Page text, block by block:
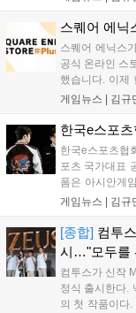
세한 정보는 공
스퀘어 에닉
스퀘어 에닉스
공식 온라인 스
했습니다. 이제
어 등 주요 게임
용 가능합니다....
게임뉴스 | 김규
한국e스포
한국e스포츠협
포츠 국가대표
폼은 아시안게
구성된 컬렉션
서는 대회 규정
게임뉴스 | 김규
[종합] 컴투
시…"모두를
컴투스가 신작
정식 출시한다.
의 첫 작품이다